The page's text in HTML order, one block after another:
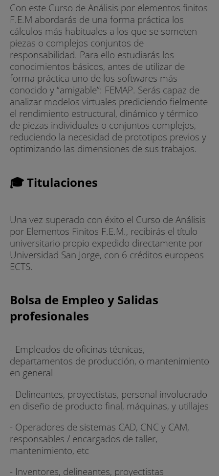
Con este Curso de Análisis por elementos finitos
F.E.M abordarás de una forma práctica los
cálculos más habituales a los que se someten
piezas o complejos conjuntos de
responsabilidad. Para ello estudiarás los
conocimientos básicos, antes de utilizar de
forma práctica uno de los softwares más
conocido y “amigable”: FEMAP. Serás capaz de
analizar modelos virtuales prediciendo fielmente
el rendimiento estructural, dinámico y térmico
de piezas individuales o conjuntos complejos,
reduciendo la necesidad de prototipos previos y
optimizando las dimensiones de sus trabajos.
🎓 Titulaciones
Una vez superado con éxito el Curso de Análisis
por Elementos Finitos F.E.M., recibirás el título
universitario propio expedido directamente por
Universidad San Jorge, con 6 créditos europeos
ECTS.
Bolsa de Empleo y Salidas
profesionales
- Empleados de oficinas técnicas,
departamentos de producción, o mantenimiento
en general
- Delineantes, proyectistas, personal involucrado
en diseño de producto final, máquinas, y utillajes
- Operadores de sistemas CAD, CNC y CAM,
responsables / encargados de taller,
mantenimiento, etc
- Inventores, delineantes, proyectistas